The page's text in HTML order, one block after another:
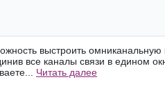
выстроить
все каналы связи в едином
Читать далее